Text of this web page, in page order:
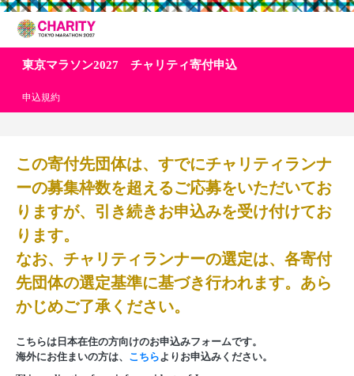
東京マラソン2027 チャリティ寄付申込
申込規約
この寄付先団体は、すでにチャリティランナ
ーの募集枠数を超えるご応募をいただいてお
りますが、引き続きお申込みを受け付けてお
ります。
なお、チャリティランナーの選定は、各寄付
先団体の選定基準に基づき行われます。あら
かじめご了承ください。
こちらは日本在住の方向けのお申込みフォームです。
海外にお住まいの方は、 こちらよりお申込みください。